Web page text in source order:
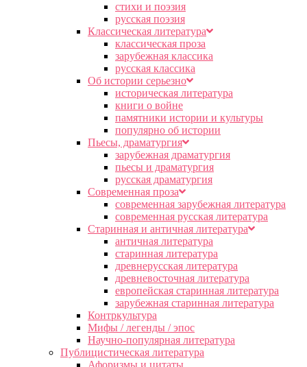
стихи и поэзия
русская поэзия
Классическая литература
классическая проза
зарубежная классика
русская классика
Об истории серьезно
историческая литература
книги о войне
памятники истории и культуры
популярно об истории
Пьесы, драматургия
зарубежная драматургия
пьесы и драматургия
русская драматургия
Современная проза
современная зарубежная литература
современная русская литература
Старинная и античная литература
античная литература
старинная литература
древнерусская литература
древневосточная литература
европейская старинная литература
зарубежная старинная литература
Контркультура
Мифы / легенды / эпос
Научно-популярная литература
Публицистическая литература
Афоризмы и цитаты